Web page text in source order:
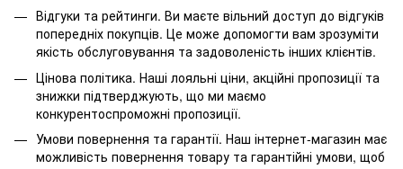
Відгуки та рейтинги. Ви маєте вільний доступ до відгуків
попередніх покупців. Це може допомогти вам зрозуміти
якість обслуговування та задоволеність інших клієнтів.
Цінова політика. Наші лояльні ціни, акційні пропозиції та
знижки підтверджують, що ми маємо
конкурентоспроможні пропозиції.
Умови повернення та гарантії. Наш інтернет-магазин має
можливість повернення товару та гарантійні умови, щоб